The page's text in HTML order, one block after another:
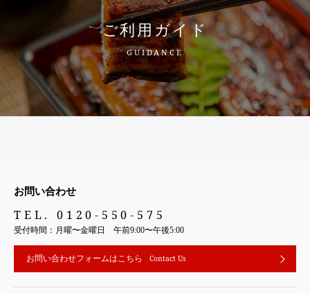
ご利用ガイド
GUIDANCE
お問い合わせ
TEL. 0120-550-575
受付時間：月曜〜金曜日 午前9:00〜午後5:00
お問い合わせフォームはこちら Contact Us